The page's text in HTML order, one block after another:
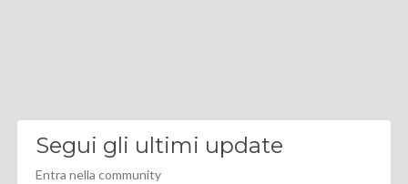
Segui gli ultimi update
Entra nella community